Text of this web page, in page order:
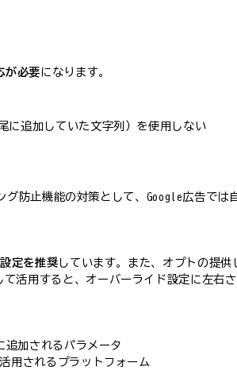
が必要になります。
に追加していた文字列）を使用しない
防止機能の対策として、Google広告では
定を推奨 しています。また、オプトの提
活用すると、オーバーライド設定に左右
追加されるパラメータ
用されるプラットフォーム